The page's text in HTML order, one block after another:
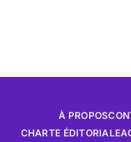
À PROPOS
CHARTE ÉDITORIALE